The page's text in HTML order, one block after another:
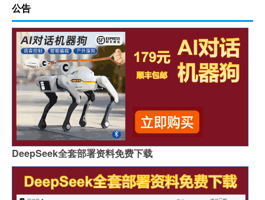
公告
DeepSeek全套部署资料免费下载